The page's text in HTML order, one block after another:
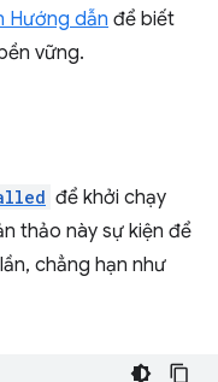
Hướng dẫn để biết
vững.
để khởi chạy
thảo này sự kiện để
chẳng hạn như